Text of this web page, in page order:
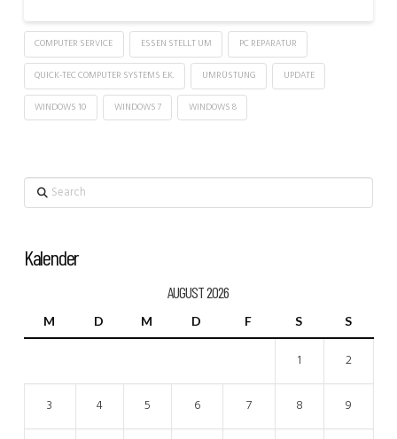
COMPUTER SERVICE ESSEN STELLT UM PC REPARATUR
QUICK-TEC COMPUTER SYSTEMS E.K. UMRÜSTUNG UPDATE
WINDOWS 10 WINDOWS 7 WINDOWS 8
Search
Kalender
AUGUST 2026
M D M D F S S
1 2
3 4 5 6 7 8 9